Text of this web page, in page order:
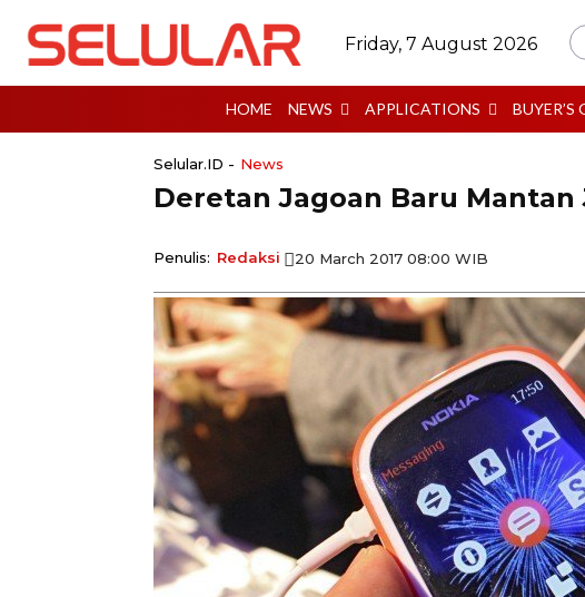
Friday, 7 August 2026
HOME NEWS APPLICATIONS BUYER’S
Selular.ID - News
Deretan Jagoan Baru Mantan
Penulis: Redaksi 20 March 2017 08:00 WIB